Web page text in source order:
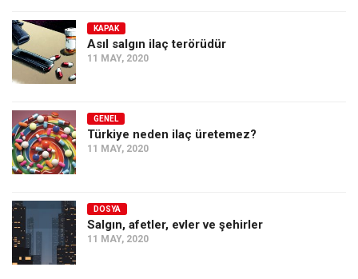
KAPAK
Asıl salgın ilaç terörüdür
11 MAY, 2020
GENEL
Türkiye neden ilaç üretemez?
11 MAY, 2020
DOSYA
Salgın, afetler, evler ve şehirler
11 MAY, 2020